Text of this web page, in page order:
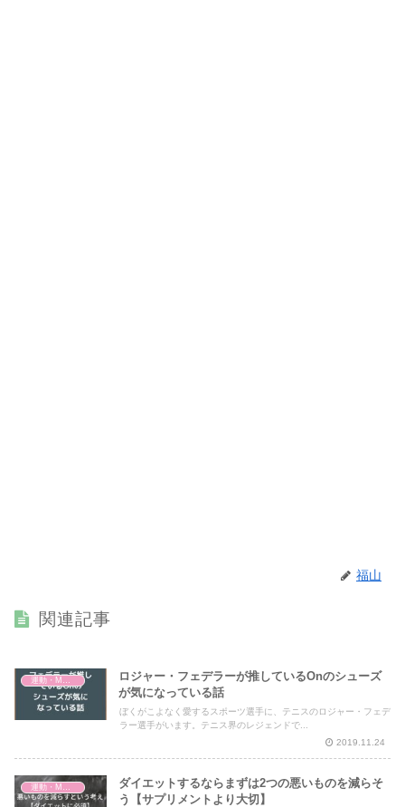
福山
関連記事
運動・MMA・身体づくり
ロジャー・フェデラーが推しているOnのシューズ
が気になっている話
ぼくがこよなく愛するスポーツ選手に、テニスのロジャー・フェデ
ラー選手がいます。テニス界のレジェンドで...
2019.11.24
運動・MMA・身体づくり
ダイエットするならまずは2つの悪いものを減らそ
う【サプリメントより大切】